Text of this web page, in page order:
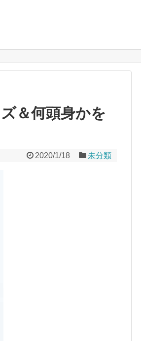
＆何頭身かを
2020/1/18 未分類